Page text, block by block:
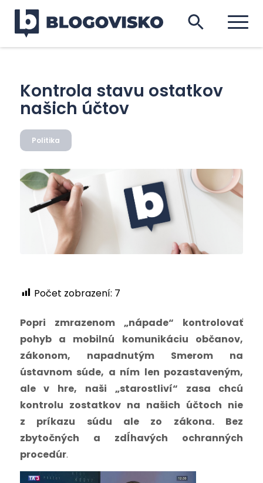
Kontrola stavu ostatkov
našich účtov
Politika
Počet zobrazení: 7
Popri zmrazenom „nápade“ kontrolovať
pohyb a mobilnú komunikáciu občanov,
zákonom, napadnutým Smerom na
ústavnom súde, a ním len pozastaveným,
ale v hre, naši „starostliví“ zasa chcú
kontrolu zostatkov na našich účtoch nie
z príkazu súdu ale zo zákona. Bez
zbytočných a zdĺhavých ochranných
procedúr.